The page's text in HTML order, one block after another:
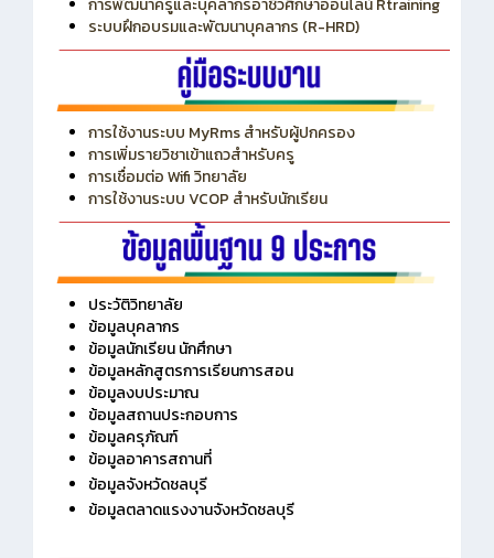
ID Plan
การพัฒนาครูและบุคลากรอาชีวศึกษาออนไลน์ Rtraining
ระบบฝึกอบรมและพัฒนาบุคลากร (R-HRD)
การใช้งานระบบ MyRms สำหรับผู้ปกครอง
การเพิ่มรายวิชาเข้าแถวสำหรับครู
การเชื่อมต่อ Wifi วิทยาลัย
การใช้งานระบบ VCOP สำหรับนักเรียน
ประวัติวิทยาลัย
ข้อมูลบุคลากร
ข้อมูลนักเรียน นักศึกษา
ข้อมูลหลักสูตรการเรียนการสอน
ข้อมูลงบประมาณ
ข้อมูลสถานประกอบการ
ข้อมูลครุภัณฑ์
ข้อมูลอาคารสถานที่
ข้อมูลจังหวัดชลบุรี